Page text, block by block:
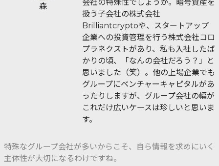
森
会社の特殊性でしょうか。暗号資産を
扱う子会社の株式会社
Brilliantcryptoや、スタートアップ
企業への投資管理を行う株式会社コロ
プラネクストがあり、私も入社したば
かりの頃、「なんの会社だろう？」と
思いました（笑）。他の上場企業でも
グループにベンチャーキャピタルがあ
ったりしますが、グループ会社の幅が
これだけ広いケースは珍しいと思いま
す。
特殊なグループ会社が多いからこそ、自ら情報を求めにいく
主体性が大切になるわけですね。